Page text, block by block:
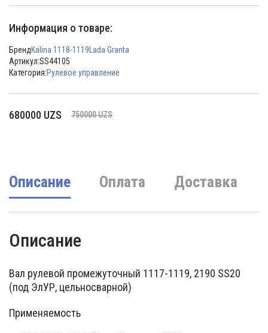
Информация о товаре:
БрендKalina 1118-1119 Lada Granta
Артикул:SS44105
Категория:Рулевое управление
750000UZS
Первоначальная
680000 UZS
Текущая
Описание Оплата Доставка
Описание
Вал рулевой промежуточный 1117-1119, 2190 SS20
(под ЭлУР, цельносварной)
Применяемость